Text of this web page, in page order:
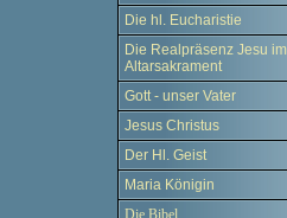
Die hl. Eucharistie
Die Realpräsenz Jesu im
Altarsakrament
Gott - unser Vater
Jesus Christus
Der Hl. Geist
Maria Königin
Die Bibel